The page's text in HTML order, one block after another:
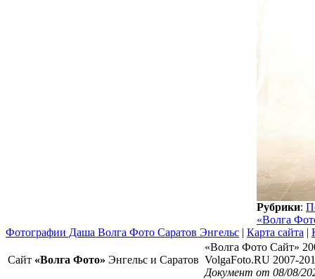
Рубрики:
«Волга
Фотографии Даша Волга Фото Саратов Энгельс | Карта сайта |
Сайт «Волга Фото» Энгельс и Саратов
«Волга Фото Сайт»
VolgaFoto.RU 2007-
Документ от 08/08/